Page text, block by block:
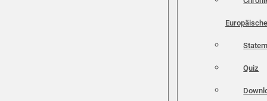
Quiz